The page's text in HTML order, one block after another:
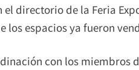
directorio de la Feria
los espacios ya fueron
con los miembros